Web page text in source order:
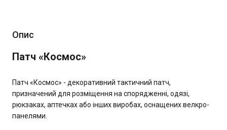
Опис
Патч «Космос»
Патч «Космос» - декоративний тактичний патч,
призначений для розміщення на спорядженні, одязі,
рюкзаках, аптечках або інших виробах, оснащених велкро-
панелями.